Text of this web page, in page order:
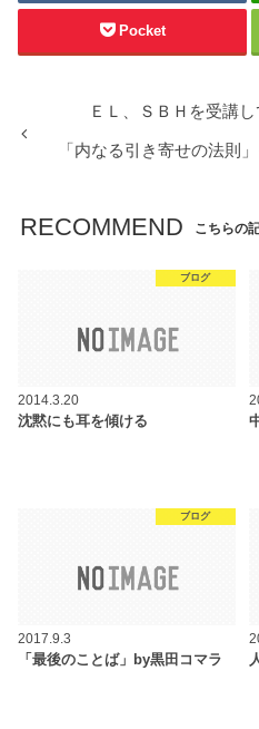
Pocket
ＥＬ、ＳＢＨを受講
「内なる引き寄せの法則
RECOMMEND こちらの
ブログ
2014.3.20
沈黙にも耳を傾ける
ブログ
2017.9.3
「最後のことば」by黒田コマラ